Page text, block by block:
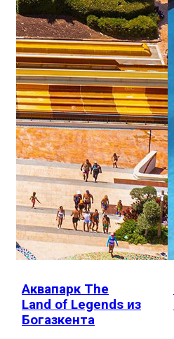
Аквапарк The
Land of Legends из
Богазкента